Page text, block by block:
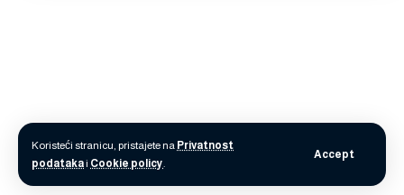
Koristeći stranicu, pristajete na Privatnost
podatakai Cookie policy.
Accept